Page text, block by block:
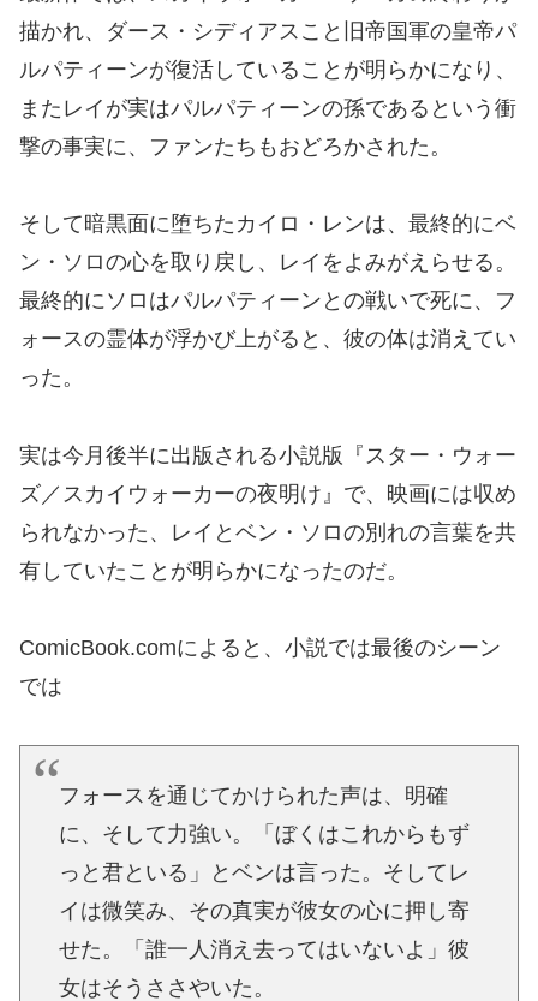
描かれ、ダース・シディアスこと旧帝国軍の皇帝パ
ルパティーンが復活していることが明らかになり、
またレイが実はパルパティーンの孫であるという衝
撃の事実に、ファンたちもおどろかされた。
そして暗黒面に堕ちたカイロ・レンは、最終的にベ
ン・ソロの心を取り戻し、レイをよみがえらせる。
最終的にソロはパルパティーンとの戦いで死に、フ
ォースの霊体が浮かび上がると、彼の体は消えてい
った。
実は今月後半に出版される小説版『スター・ウォー
ズ／スカイウォーカーの夜明け』で、映画には収め
られなかった、レイとベン・ソロの別れの言葉を共
有していたことが明らかになったのだ。
ComicBook.comによると、小説では最後のシーン
では
フォースを通じてかけられた声は、明確
に、そして力強い。「ぼくはこれからもず
っと君といる」とベンは言った。そしてレ
イは微笑み、その真実が彼女の心に押し寄
せた。「誰一人消え去ってはいないよ」彼
女はそうささやいた。